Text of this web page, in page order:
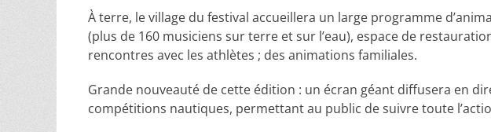
À terre, le village du festival accueillera un large programme
(plus de 160 musiciens sur terre et sur l’eau), espace de
rencontres avec les athlètes ; des animations familiales.
Grande nouveauté de cette édition : un écran géant diffusera en
compétitions nautiques, permettant au public de suivre toute